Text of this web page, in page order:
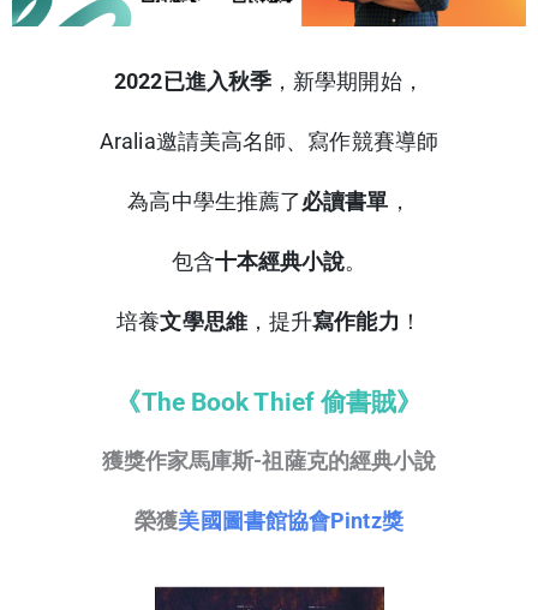
2022已進入秋季 ，新學期開始，
Aralia邀請美高名師、寫作競賽導師
為高中學生推薦了必讀書單 ，
包含十本經典小說。
培養文學思維，提升寫作能力 ！
《The Book Thief 偷書賊》
獲獎作家馬庫斯-祖薩克的經典小說
榮獲美國圖書館協會Pintz獎